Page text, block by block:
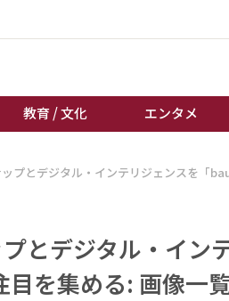
教育 / 文化 エンタメ
経済 / ビジネス
エンタメ
スポーツ
プとデジタル・インテリジェンスを「
とデジタル・イン
を集める: 画像一覧